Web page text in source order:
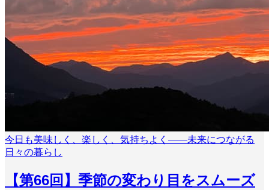
今日も美味しく、楽しく、気持ちよく――未来につながる
日々の暮らし
【第66回】季節の変わり目をスムーズ